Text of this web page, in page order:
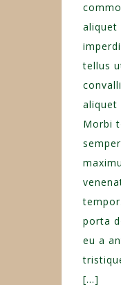
aliquet
tellus
aliquet
Morbi
porta
eu a
[…]